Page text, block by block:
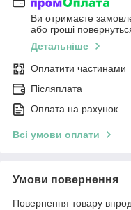
Ви отримаєте
або гроші
Детальніше
Оплатити частинами
Післяплата
Оплата на рахунок
Всі умови оплати
Умови повернення
Повернення товару